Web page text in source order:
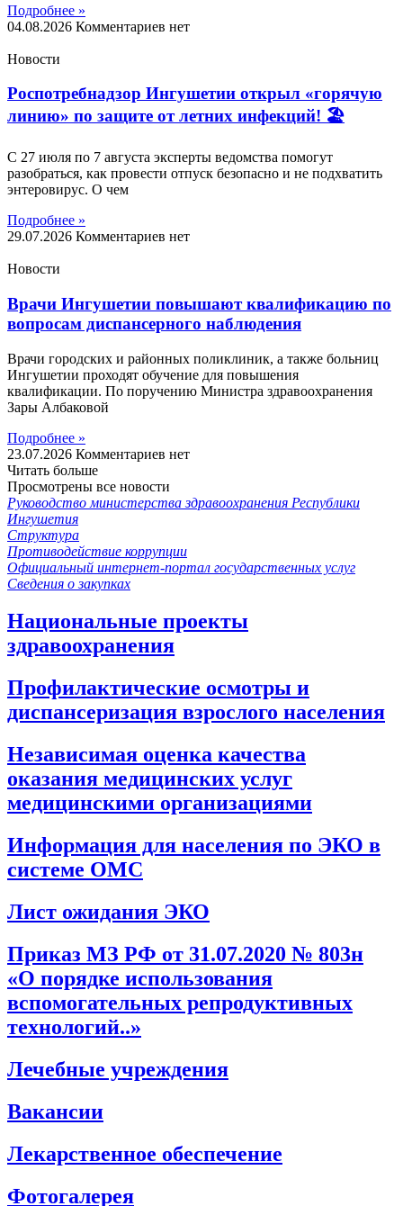
Подробнее »
04.08.2026 Комментариев нет
Новости
Роспотребнадзор Ингушетии открыл «горячую
линию» по защите от летних инфекций! 🏖
С 27 июля по 7 августа эксперты ведомства помогут
разобраться, как провести отпуск безопасно и не подхватить
энтеровирус. О чем
Подробнее »
29.07.2026 Комментариев нет
Новости
Врачи Ингушетии повышают квалификацию по
вопросам диспансерного наблюдения
Врачи городских и районных поликлиник, а также больниц
Ингушетии проходят обучение для повышения
квалификации. По поручению Министра здравоохранения
Зары Албаковой
Подробнее »
23.07.2026 Комментариев нет
Читать больше
Просмотрены все новости
Руководство министерства здравоохранения Республики
Ингушетия
Структура
Противодействие коррупции
Официальный интернет-портал государственных услуг
Сведения о закупках
Национальные проекты
здравоохранения
Профилактические осмотры и
диспансеризация взрослого населения
Независимая оценка качества
оказания медицинских услуг
медицинскими организациями
Информация для населения по ЭКО в
системе ОМС
Лист ожидания ЭКО
Приказ МЗ РФ от 31.07.2020 № 803н
«О порядке использования
вспомогательных репродуктивных
технологий..»
Лечебные учреждения
Вакансии
Лекарственное обеспечение
Фотогалерея